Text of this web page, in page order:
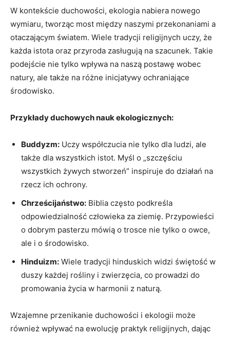
W kontekście duchowości, ekologia nabiera nowego
wymiaru, tworząc most między naszymi przekonaniami ⁢a
otaczającym ⁢światem. Wiele tradycji religijnych uczy, że
każda istota oraz przyroda zasługują na szacunek. Takie
podejście nie⁤ tylko wpływa na naszą postawę wobec
natury, ale także na różne inicjatywy ochraniające
środowisko.
Przykłady duchowych nauk ekologicznych:
Buddyzm: Uczy współczucia nie tylko dla ‍ludzi, ale
także dla wszystkich istot. Myśl o „szczęściu
wszystkich żywych stworzeń” inspiruje do działań na
rzecz ich ochrony.
Chrześcijaństwo: Biblia często podkreśla
odpowiedzialność człowieka za ziemię. Przypowieści
o dobrym pasterzu mówią o trosce nie tylko o ⁤owce,
ale i o środowisko.
Hinduizm: Wiele tradycji hinduskich widzi świętość⁢ w
duszy każdej rośliny i zwierzęcia, co prowadzi do
promowania życia w harmonii z naturą.
Wzajemne przenikanie duchowości i ekologii może
również ⁤wpływać na‍ ewolucję praktyk religijnych, dając